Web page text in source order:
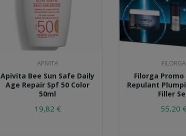
APIVITA
Apivita Bee Sun Safe Daily
Age Repair Spf 50 Color
50ml
19,82 €
FILORGA
Filorga
Repulant
Filler
55,20